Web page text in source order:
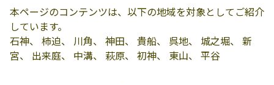
本ページのコンテンツは、以下の地域を対象としてご紹介
しています。
石神、 柿迫、 川角、 神田、 貴船、 呉地、 城之堀、 新
宮、 出来庭、 中溝、 萩原、 初神、 東山、 平谷